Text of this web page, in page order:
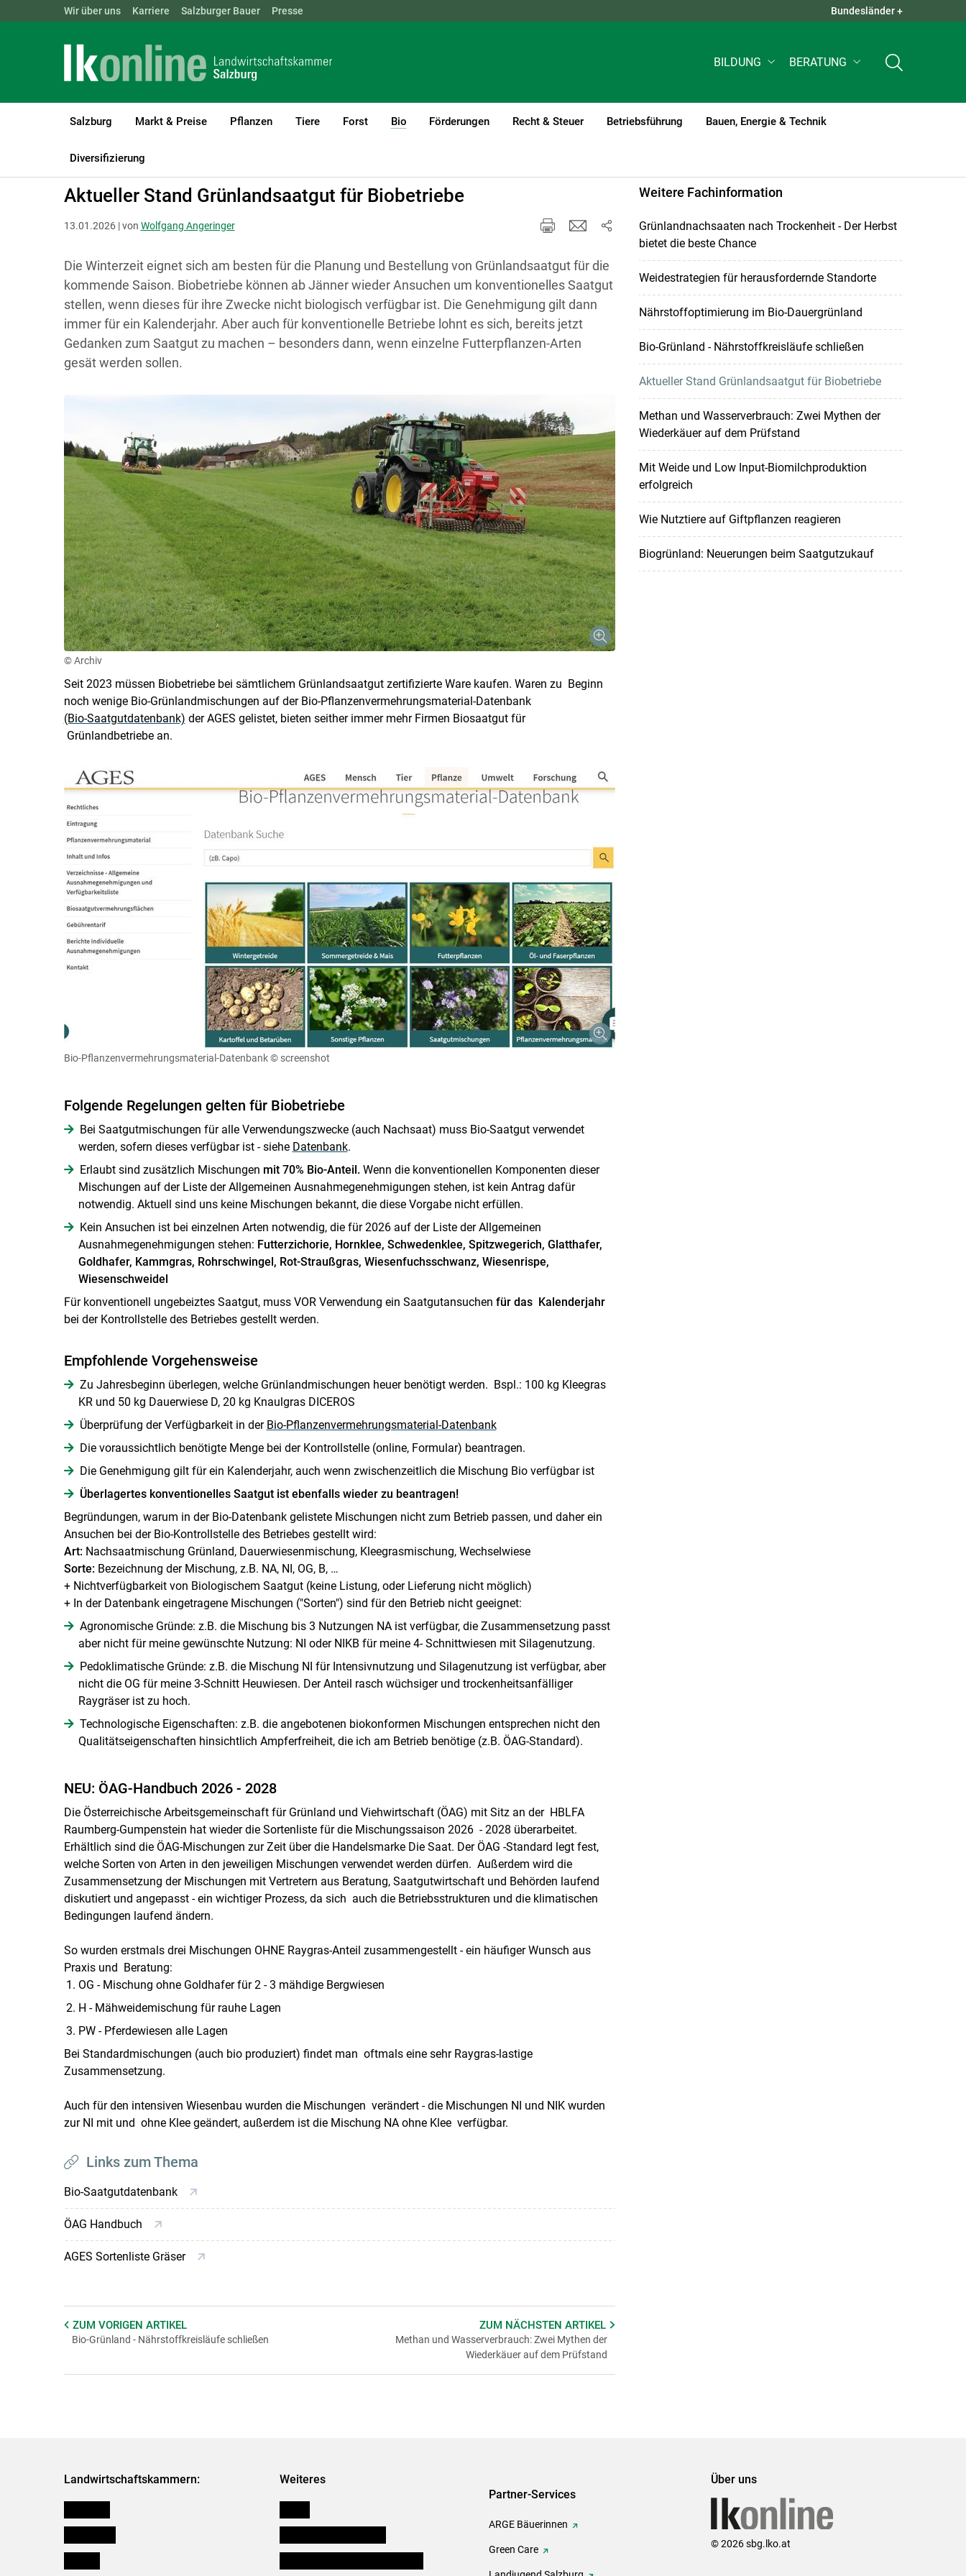
Landwirtschaftskammern: ÖSTERREICH BGLD KTN QUICK LINKS +
Wir über uns Karriere Salzburger Bauer Presse Bundesländer +
BILDUNG BERATUNG
Salzburg Markt & Preise Pflanzen Tiere Forst Bio
(current)1
Förderungen Recht & Steuer Betriebsführung Bauen, Energie & Technik
Diversifizierung
LK Salzburg Bio
Aktueller Stand Grünlandsaatgut für Biobetriebe
13.01.2026 | von Wolfgang Angeringer
Die Winterzeit eignet sich am besten für die Planung und Bestellung von Grünlandsaatgut für die
kommende Saison. Biobetriebe können ab Jänner wieder Ansuchen um konventionelles Saatgut
stellen, wenn dieses für ihre Zwecke nicht biologisch verfügbar ist. Die Genehmigung gilt dann
immer für ein Kalenderjahr. Aber auch für konventionelle Betriebe lohnt es sich, bereits jetzt
Gedanken zum Saatgut zu machen – besonders dann, wenn einzelne Futterpflanzen-Arten
gesät werden sollen.
© Archiv
Seit 2023 müssen Biobetriebe bei sämtlichem Grünlandsaatgut zertifizierte Ware kaufen. Waren zu Beginn
noch wenige Bio-Grünlandmischungen auf der Bio-Pflanzenvermehrungsmaterial-Datenbank
(Bio-Saatgutdatenbank) der AGES gelistet, bieten seither immer mehr Firmen Biosaatgut für
Grünlandbetriebe an.
Bio-Pflanzenvermehrungsmaterial-Datenbank © screenshot
Folgende Regelungen gelten für Biobetriebe
Bei Saatgutmischungen für alle Verwendungszwecke (auch Nachsaat) muss Bio-Saatgut verwendet
werden, sofern dieses verfügbar ist - siehe Datenbank.
Erlaubt sind zusätzlich Mischungen mit 70% Bio-Anteil.Wenn die konventionellen Komponenten dieser
Mischungen auf der Liste der Allgemeinen Ausnahmegenehmigungen stehen, ist kein Antrag dafür
notwendig. Aktuell sind uns keine Mischungen bekannt, die diese Vorgabe nicht erfüllen.
Kein Ansuchen ist bei einzelnen Arten notwendig, die für 2026 auf der Liste der Allgemeinen
Ausnahmegenehmigungen stehen: Futterzichorie, Hornklee, Schwedenklee, Spitzwegerich, Glatthafer,
Goldhafer, Kammgras, Rohrschwingel, Rot-Straußgras, Wiesenfuchsschwanz, Wiesenrispe,
Wiesenschweidel
Für konventionell ungebeiztes Saatgut, muss VOR Verwendung ein Saatgutansuchen für das Kalenderjahr
bei der Kontrollstelle des Betriebes gestellt werden.
Empfohlende Vorgehensweise
Zu Jahresbeginn überlegen, welche Grünlandmischungen heuer benötigt werden. Bspl.: 100 kg Kleegras
KR und 50 kg Dauerwiese D, 20 kg Knaulgras DICEROS
Überprüfung der Verfügbarkeit in der Bio-Pflanzenvermehrungsmaterial-Datenbank
Die voraussichtlich benötigte Menge bei der Kontrollstelle (online, Formular) beantragen.
Die Genehmigung gilt für ein Kalenderjahr, auch wenn zwischenzeitlich die Mischung Bio verfügbar ist
Überlagertes konventionelles Saatgut ist ebenfalls wieder zu beantragen!
Begründungen, warum in der Bio-Datenbank gelistete Mischungen nicht zum Betrieb passen, und daher ein
Ansuchen bei der Bio-Kontrollstelle des Betriebes gestellt wird:
Art:Nachsaatmischung Grünland, Dauerwiesenmischung, Kleegrasmischung, Wechselwiese
Sorte:Bezeichnung der Mischung, z.B. NA, NI, OG, B, …
+ Nichtverfügbarkeit von Biologischem Saatgut (keine Listung, oder Lieferung nicht möglich)
+ In der Datenbank eingetragene Mischungen ("Sorten") sind für den Betrieb nicht geeignet:
Agronomische Gründe: z.B. die Mischung bis 3 Nutzungen NA ist verfügbar, die Zusammensetzung passt
aber nicht für meine gewünschte Nutzung: NI oder NIKB für meine 4- Schnittwiesen mit Silagenutzung.
Pedoklimatische Gründe: z.B. die Mischung NI für Intensivnutzung und Silagenutzung ist verfügbar, aber
nicht die OG für meine 3-Schnitt Heuwiesen. Der Anteil rasch wüchsiger und trockenheitsanfälliger
Raygräser ist zu hoch.
Technologische Eigenschaften: z.B. die angebotenen biokonformen Mischungen entsprechen nicht den
Qualitätseigenschaften hinsichtlich Ampferfreiheit, die ich am Betrieb benötige (z.B. ÖAG-Standard).
NEU: ÖAG-Handbuch 2026 - 2028
Die Österreichische Arbeitsgemeinschaft für Grünland und Viehwirtschaft (ÖAG) mit Sitz an der HBLFA
Raumberg-Gumpenstein hat wieder die Sortenliste für die Mischungssaison 2026 - 2028 überarbeitet.
Erhältlich sind die ÖAG-Mischungen zur Zeit über die Handelsmarke Die Saat. Der ÖAG -Standard legt fest,
welche Sorten von Arten in den jeweiligen Mischungen verwendet werden dürfen. Außerdem wird die
Zusammensetzung der Mischungen mit Vertretern aus Beratung, Saatgutwirtschaft und Behörden laufend
diskutiert und angepasst - ein wichtiger Prozess, da sich auch die Betriebsstrukturen und die klimatischen
Bedingungen laufend ändern.
So wurden erstmals drei Mischungen OHNE Raygras-Anteil zusammengestellt - ein häufiger Wunsch aus
Praxis und Beratung:
OG - Mischung ohne Goldhafer für 2 - 3 mähdige Bergwiesen
H - Mähweidemischung für rauhe Lagen
PW - Pferdewiesen alle Lagen
Bei Standardmischungen (auch bio produziert) findet man oftmals eine sehr Raygras-lastige
Zusammensetzung.
Auch für den intensiven Wiesenbau wurden die Mischungen verändert - die Mischungen NI und NIK wurden
zur NI mit und ohne Klee geändert, außerdem ist die Mischung NA ohne Klee verfügbar.
Links zum Thema
Bio-Saatgutdatenbank
ÖAG Handbuch
AGES Sortenliste Gräser
ZUM VORIGEN ARTIKEL
Bio-Grünland - Nährstoffkreisläufe schließen
ZUM NÄCHSTENARTIKEL
Methan und Wasserverbrauch: Zwei Mythen der
Wiederkäuer auf dem Prüfstand
Weitere Fachinformation
Grünlandnachsaaten nach Trockenheit - Der Herbst
bietet die beste Chance
Weidestrategien für herausfordernde Standorte
Nährstoffoptimierung im Bio-Dauergrünland
Bio-Grünland - Nährstoffkreisläufe schließen
Aktueller Stand Grünlandsaatgut für Biobetriebe
Methan und Wasserverbrauch: Zwei Mythen der
Wiederkäuer auf dem Prüfstand
Mit Weide und Low Input-Biomilchproduktion
erfolgreich
Wie Nutztiere auf Giftpflanzen reagieren
Biogrünland: Neuerungen beim Saatgutzukauf
Landwirtschaftskammern: Weiteres
Partner-Services
ARGE Bäuerinnen
Green Care
Über uns
© 2026 sbg.lko.at